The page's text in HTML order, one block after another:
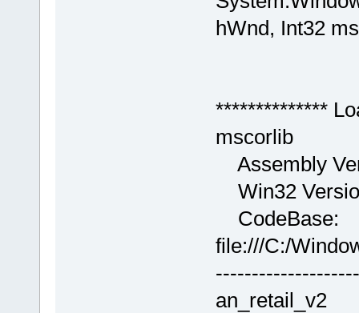
hWnd, Int32
**************
mscorlib
Assembly
Win32
CodeBase:
file:///C:/
an_retail_v2